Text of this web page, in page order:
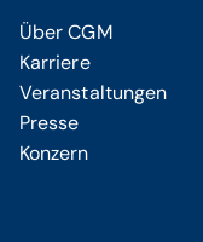
Über CGM
Karriere
Veranstaltungen
Presse
Konzern